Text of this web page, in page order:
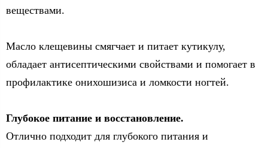
веществами.
Масло клещевины смягчает и питает кутикулу,
обладает антисептическими свойствами и помогает в
профилактике онихошизиса и ломкости ногтей.
Глубокое питание и восстановление.
Отлично подходит для глубокого питания и